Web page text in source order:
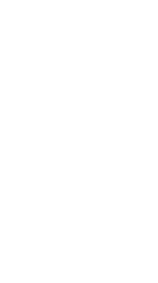
Verde com Mangas Curtas